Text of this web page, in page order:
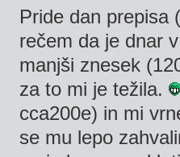
Pride dan prepisa
rečem da je dnar
manjši znesek
za to mi je težila.
cca200e) in mi
se mu lepo